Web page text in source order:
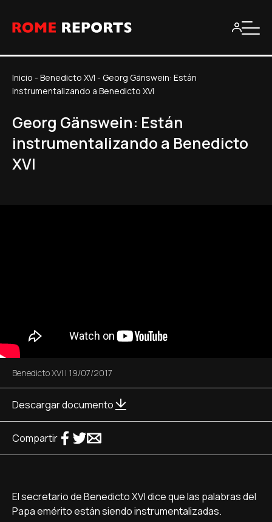
Inicio - Benedicto XVI - Georg Gänswein: Están
instrumentalizando a Benedicto XVI
Georg Gänswein: Están
instrumentalizando a Benedicto
XVI
Benedicto XVI | 19/07/2017
Descargar documento
Compartir
El secretario de Benedicto XVI dice que las palabras del
Papa emérito están siendo instrumentalizadas.